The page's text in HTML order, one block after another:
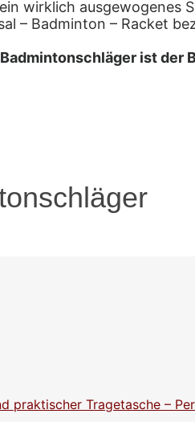
wirklich ausgewogenes
– Badminton – Racket
ist der
praktischer Tragetasche –